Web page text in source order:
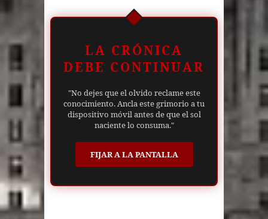
LA CRÓNICA
DEBE CONTINUAR
"No dejes que el olvido reclame este
conocimiento. Ancla este grimorio a tu
dispositivo móvil antes de que el sol
naciente lo consuma."
FIJAR A LA PANTALLA